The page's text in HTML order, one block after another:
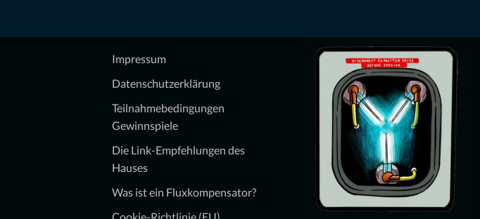
Impressum
Datenschutzerklärung
Teilnahmebedingungen
Gewinnspiele
Die Link-Empfehlungen des
Hauses
Was ist ein Fluxkompensator?